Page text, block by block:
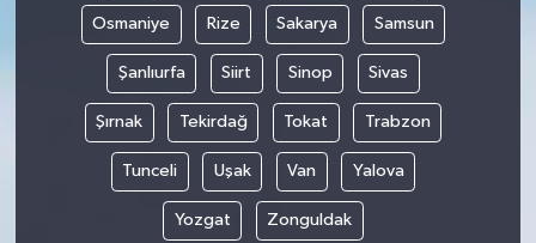
Osmaniye Rize Sakarya Samsun
Şanlıurfa Siirt Sinop Sivas
Şırnak Tekirdağ Tokat Trabzon
Tunceli Uşak Van Yalova
Yozgat Zonguldak